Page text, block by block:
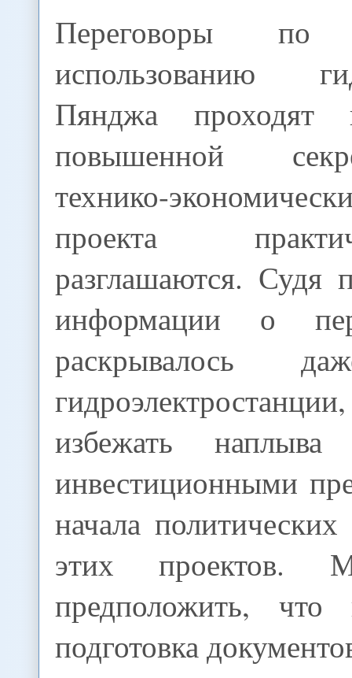
Переговоры по
использованию
Пянджа проходят
повышенной
технико-
проекта
разглашаются. Судя
информации о
раскрывалось
избежать
инвестиционными
начала
этих проектов.
предположить, что
подготовка